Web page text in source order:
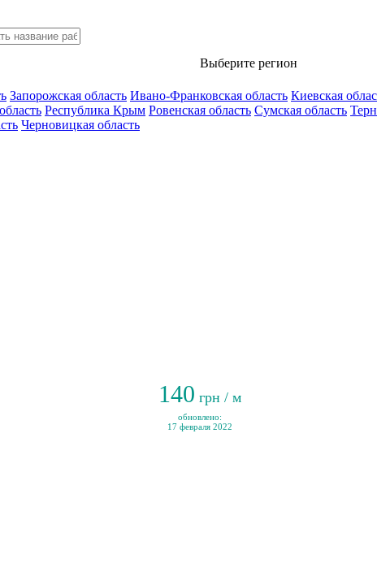
Выберите регион
Запорожская область Ивано-Франковская область Киевская
Республика Крым Ровенская область Сумская область
Черновицкая область
140 грн / м
обновлено:
17 февраля 2022